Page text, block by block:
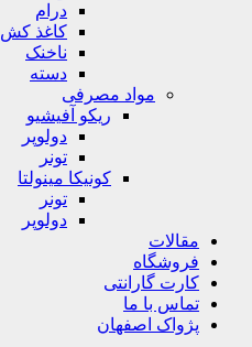
درام
کاغذ کش
ناخنک
دسته
مواد مصرفی
ریکو آفیشیو
دولوپر
تونر
کونیکا مینولتا
تونر
دولوپر
مقالات
فروشگاه
کارت گارانتی
تماس با ما
پژواک اصفهان